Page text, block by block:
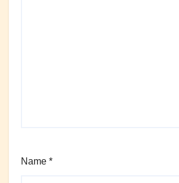
Name *